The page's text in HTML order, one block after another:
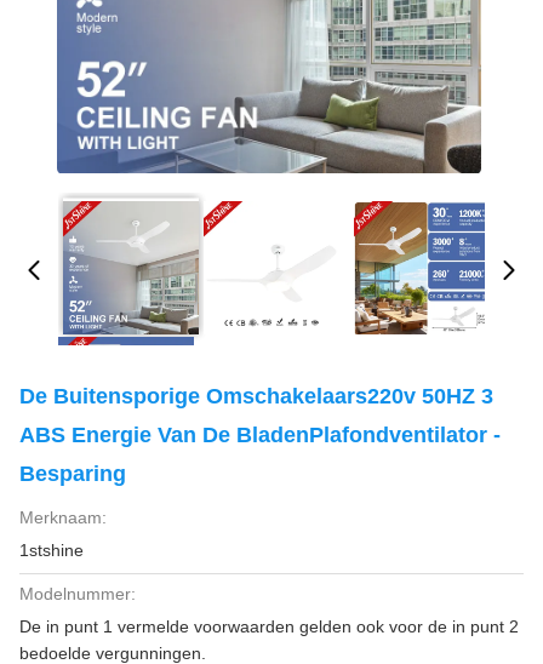
De Buitensporige Omschakelaars220v 50HZ 3
ABS Energie Van De BladenPlafondventilator -
Besparing
Merknaam:
1stshine
Modelnummer:
De in punt 1 vermelde voorwaarden gelden ook voor de in punt 2
bedoelde vergunningen.